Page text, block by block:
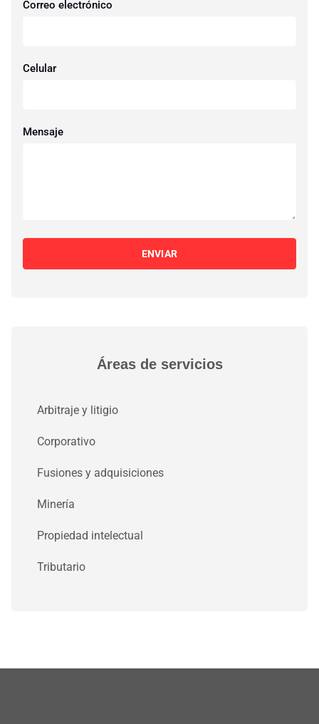
Correo electrónico
Celular
Mensaje
ENVIAR
Áreas de servicios
Arbitraje y litigio
Corporativo
Fusiones y adquisiciones
Minería
Propiedad intelectual
Tributario